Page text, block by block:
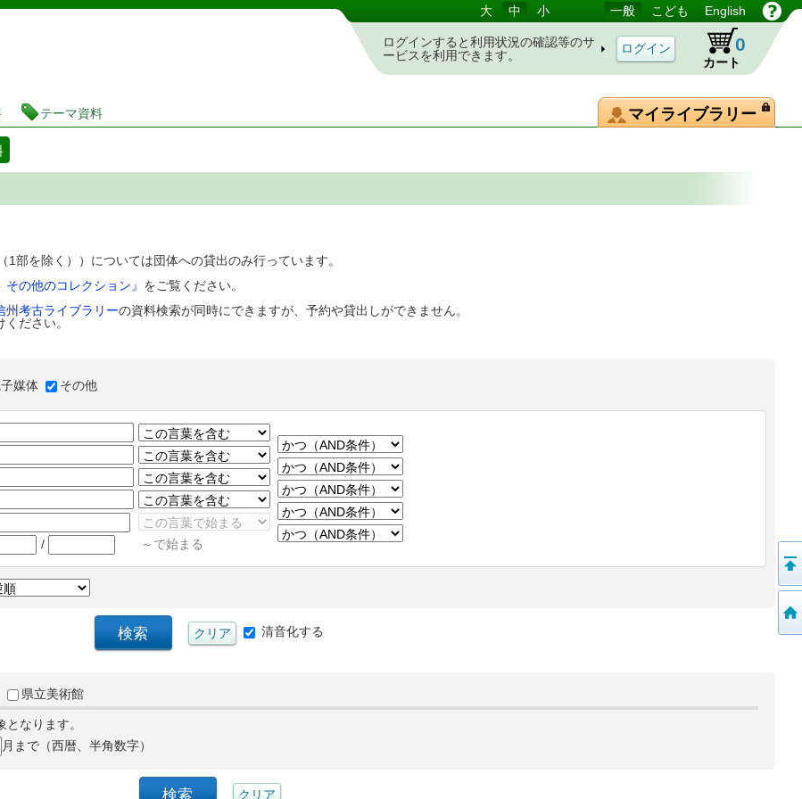
図書館 蔵書検索・予約システム 大 中 小 一般 こども English
ログインすると利用状況の確認等のサ
ービスを利用できます。
カート
0
テーマ資料 マイライブラリー
部を除く））については団体への貸出のみ行っています。
その他のコレクション』 をご覧ください。
州考古ライブラリーの資料検索が同時にできますが、予約や貸出しができません。
ださい。
媒体 その他
/ ～で始まる
清音化する
県立美術館
なります。
月まで（西暦、半角数字）